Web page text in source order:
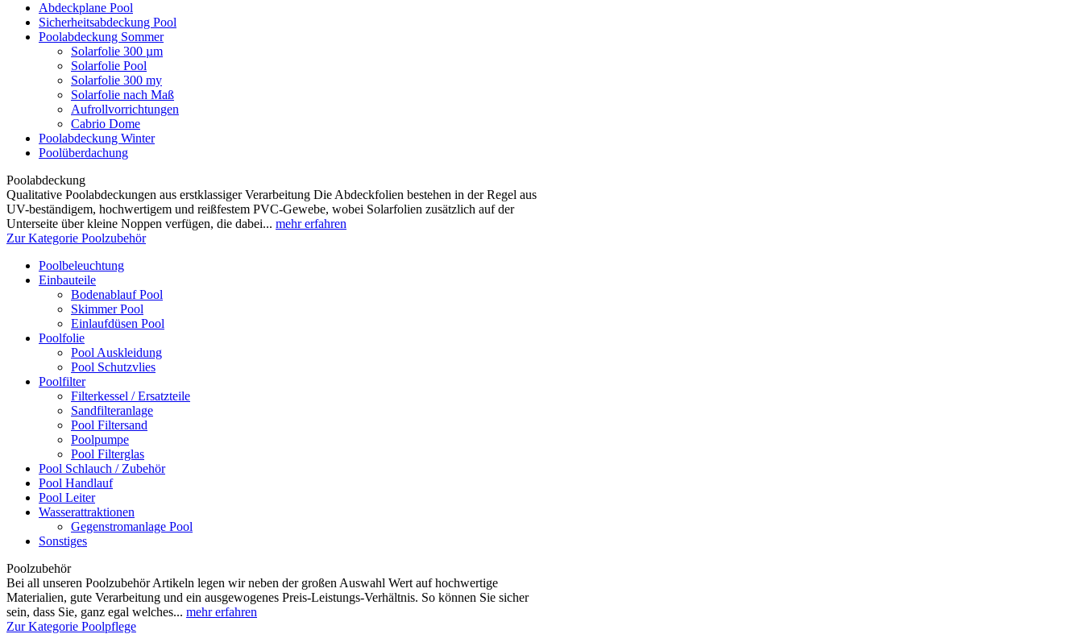
Abdeckplane Pool
Sicherheitsabdeckung Pool
Poolabdeckung Sommer
Solarfolie 300 µm
Solarfolie Pool
Solarfolie 300 my
Solarfolie nach Maß
Aufrollvorrichtungen
Cabrio Dome
Poolabdeckung Winter
Poolüberdachung
Poolabdeckung
Qualitative Poolabdeckungen aus erstklassiger Verarbeitung Die Abdeckfolien bestehen in der Regel aus
UV-beständigem, hochwertigem und reißfestem PVC-Gewebe, wobei Solarfolien zusätzlich auf der
Unterseite über kleine Noppen verfügen, die dabei... mehr erfahren
Zur Kategorie Poolzubehör
Poolbeleuchtung
Einbauteile
Bodenablauf Pool
Skimmer Pool
Einlaufdüsen Pool
Poolfolie
Pool Auskleidung
Pool Schutzvlies
Poolfilter
Filterkessel / Ersatzteile
Sandfilteranlage
Pool Filtersand
Poolpumpe
Pool Filterglas
Pool Schlauch / Zubehör
Pool Handlauf
Pool Leiter
Wasserattraktionen
Gegenstromanlage Pool
Sonstiges
Poolzubehör
Bei all unseren Poolzubehör Artikeln legen wir neben der großen Auswahl Wert auf hochwertige
Materialien, gute Verarbeitung und ein ausgewogenes Preis-Leistungs-Verhältnis. So können Sie sicher
sein, dass Sie, ganz egal welches... mehr erfahren
Zur Kategorie Poolpflege